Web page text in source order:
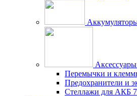
Перемычки и
Предохранители и
Стеллажи для АКБ 7